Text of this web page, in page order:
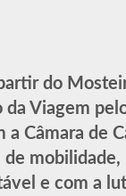
do
da Viagem
Câmara de
e com a